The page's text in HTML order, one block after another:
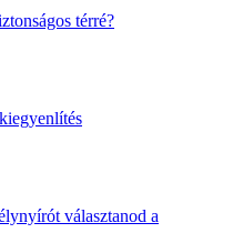
térré?
választanod a